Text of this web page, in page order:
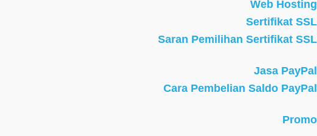
Web Hosting
Sertifikat SSL
Saran Pemilihan Sertifikat SSL
Jasa PayPal
Cara Pembelian Saldo PayPal
Promo